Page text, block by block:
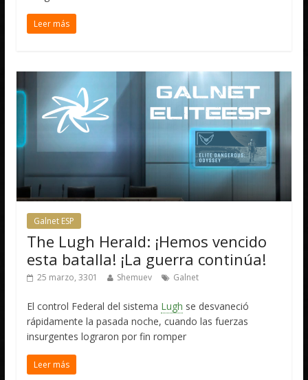
Leer más
Galnet ESP
The Lugh Herald: ¡Hemos vencido
esta batalla! ¡La guerra continúa!
25 marzo, 3301 Shemuev Galnet
El control Federal del sistema Lugh se desvaneció
rápidamente la pasada noche, cuando las fuerzas
insurgentes lograron por fin romper
Leer más